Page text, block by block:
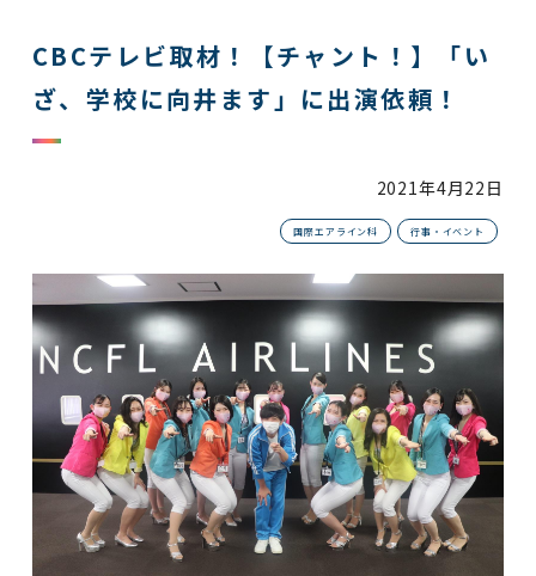
CBCテレビ取材！【チャント！】「い
ざ、学校に向井ます」に出演依頼！
2021年4月22日
国際エアライン科 行事・イベント